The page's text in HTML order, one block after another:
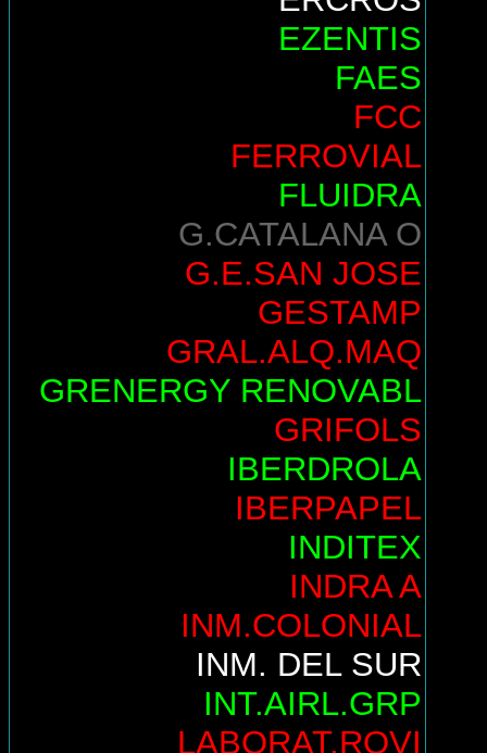
EZENTIS
FAES
FCC
FERROVIAL
FLUIDRA
G.CATALANA O
G.E.SAN JOSE
GESTAMP
GRAL.ALQ.MAQ
GRENERGY RENOVABL
GRIFOLS
IBERDROLA
IBERPAPEL
INDITEX
INDRA A
INM.COLONIAL
INM. DEL SUR
INT.AIRL.GRP
LABORAT.ROVI